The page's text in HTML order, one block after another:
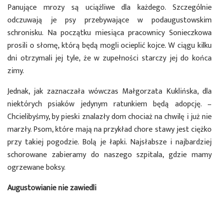
Panujące mrozy są uciążliwe dla każdego. Szczególnie
odczuwają je psy przebywające w podaugustowskim
schronisku. Na początku miesiąca pracownicy Sonieczkowa
prosili o słomę, którą będą mogli ocieplić kojce. W ciągu kilku
dni otrzymali jej tyle, że w zupełności starczy jej do końca
zimy.
Jednak, jak zaznaczała wówczas Małgorzata Kuklińska, dla
niektórych psiaków jedynym ratunkiem będą adopcję. –
Chcielibyśmy, by pieski znalazły dom chociaż na chwilę i już nie
marzły. Psom, które mają na przykład chore stawy jest ciężko
przy takiej pogodzie. Bolą je łapki. Najsłabsze i najbardziej
schorowane zabieramy do naszego szpitala, gdzie mamy
ogrzewane boksy.
Augustowianie nie zawiedli